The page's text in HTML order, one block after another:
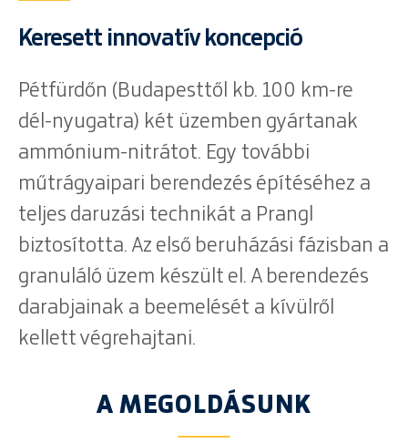
Keresett innovatív koncepció
Pétfürdőn (Budapesttől kb. 100 km-re
dél-nyugatra) két üzemben gyártanak
ammónium-nitrátot. Egy további
műtrágyaipari berendezés építéséhez a
teljes daruzási technikát a Prangl
biztosította. Az első beruházási fázisban a
granuláló üzem készült el. A berendezés
darabjainak a beemelését a kívülről
kellett végrehajtani.
A MEGOLDÁSUNK